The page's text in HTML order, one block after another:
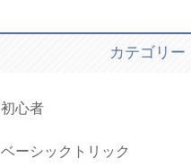
カテゴリー
初心者
ベーシックトリック